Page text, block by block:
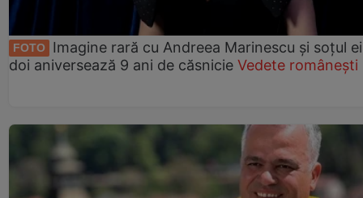
FOTO
Imagine rară cu Andreea Marinescu și soțul
doi aniversează 9 ani de căsnicie Vedete românești